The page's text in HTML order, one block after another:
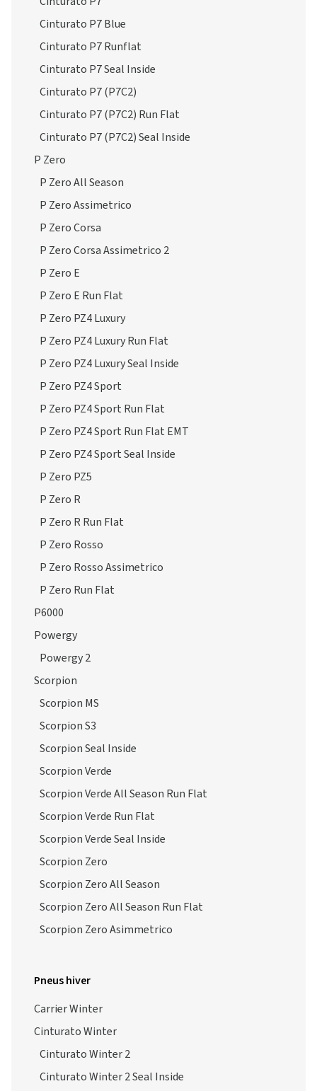
Cinturato P7 Blue
Cinturato P7 Runflat
Cinturato P7 Seal Inside
Cinturato P7 (P7C2)
Cinturato P7 (P7C2) Run Flat
Cinturato P7 (P7C2) Seal Inside
P Zero
P Zero All Season
P Zero Assimetrico
P Zero Corsa
P Zero Corsa Assimetrico 2
P Zero E
P Zero E Run Flat
P Zero PZ4 Luxury
P Zero PZ4 Luxury Run Flat
P Zero PZ4 Luxury Seal Inside
P Zero PZ4 Sport
P Zero PZ4 Sport Run Flat
P Zero PZ4 Sport Run Flat EMT
P Zero PZ4 Sport Seal Inside
P Zero PZ5
P Zero R
P Zero R Run Flat
P Zero Rosso
P Zero Rosso Assimetrico
P Zero Run Flat
P6000
Powergy
Powergy 2
Scorpion
Scorpion MS
Scorpion S3
Scorpion Seal Inside
Scorpion Verde
Scorpion Verde All Season Run Flat
Scorpion Verde Run Flat
Scorpion Verde Seal Inside
Scorpion Zero
Scorpion Zero All Season
Scorpion Zero All Season Run Flat
Scorpion Zero Asimmetrico
Pneus hiver
Carrier Winter
Cinturato Winter
Cinturato Winter 2
Cinturato Winter 2 Seal Inside